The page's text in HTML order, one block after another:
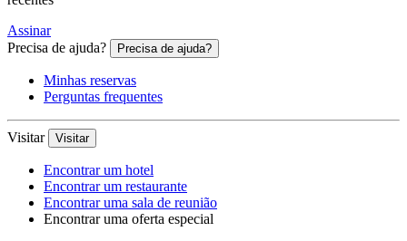
Assinar
Precisa de ajuda?
Precisa de ajuda?
Minhas reservas
Perguntas frequentes
Visitar Visitar
Encontrar um hotel
Encontrar um restaurante
Encontrar uma sala de reunião
Encontrar uma oferta especial